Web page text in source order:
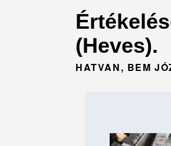
(Heves).
HATVAN, BEM